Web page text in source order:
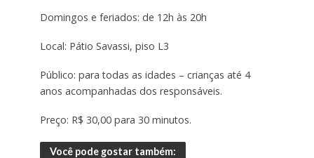
Domingos e feriados: de 12h às 20h
Local: Pátio Savassi, piso L3
Público: para todas as idades – crianças até 4
anos acompanhadas dos responsáveis.
Preço: R$ 30,00 para 30 minutos.
Você pode gostar também: